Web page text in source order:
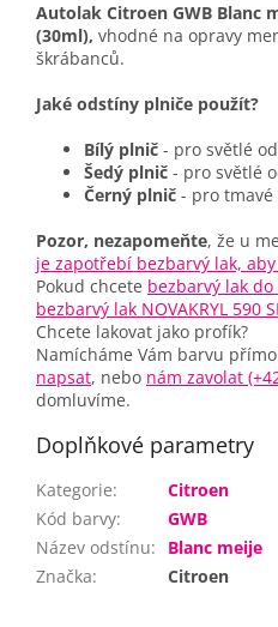
Autolak Citroen GWB Blanc
(30ml), vhodné na opravy
škrábanců.
Jaké odstíny plniče použít?
Bílý plnič - pro světlé
Šedý plnič - pro světlé
Černý plnič - pro
Pozor, nezapomeňte, že u
je zapotřebí bezbarvý lak,
Pokud chcete bezbarvý lak
bezbarvý lak NOVAKRYL 590
Chcete lakovat jako profík?
Namícháme Vám barvu
napsat, nebo nám zavolat
domluvíme.
Doplňkové parametry
Kategorie:
Citroen
Kód barvy:
GWB
Název odstínu:
Blanc meije
Značka: Citroen